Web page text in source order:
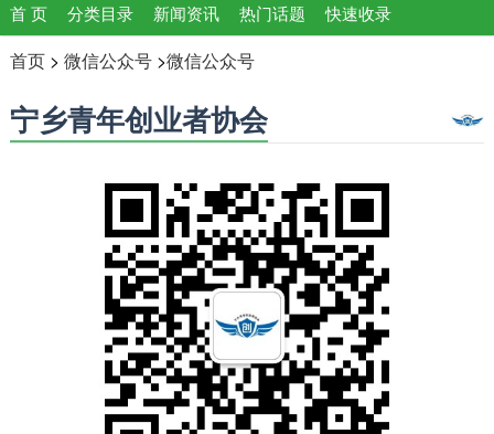
首 页 分类目录 新闻资讯 热门话题 快速收录
首页> 微信公众号>微信公众号
宁乡青年创业者协会